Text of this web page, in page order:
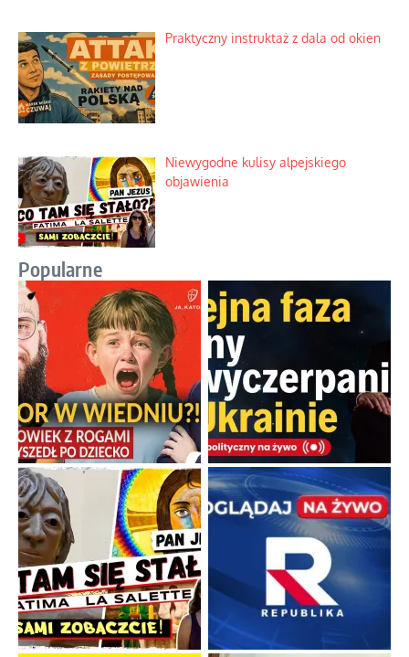
Praktyczny instruktaż z dala od okien
Niewygodne kulisy alpejskiego
objawienia
Popularne